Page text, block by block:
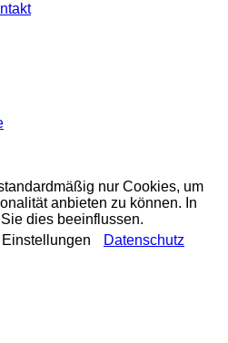
nur Cookies, um
anbieten zu können. In
dies beeinflussen.
Einstellungen Datenschutz